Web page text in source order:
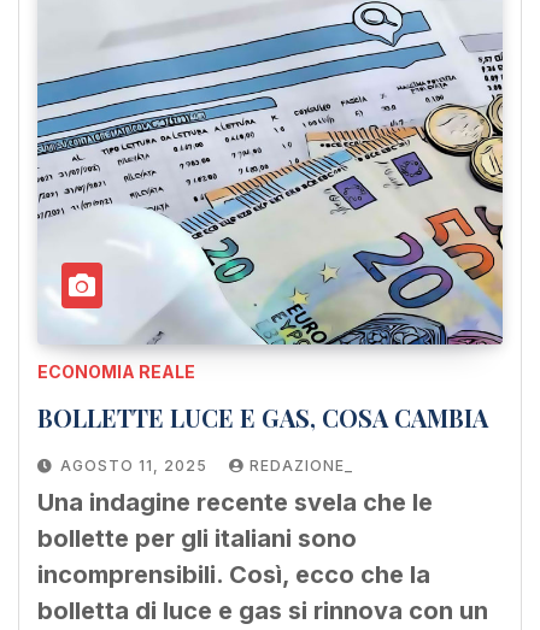
ECONOMIA REALE
BOLLETTE LUCE E GAS, COSA CAMBIA
AGOSTO 11, 2025 REDAZIONE_
Una indagine recente svela che le
bollette per gli italiani sono
incomprensibili. Così, ecco che la
bolletta di luce e gas si rinnova con un